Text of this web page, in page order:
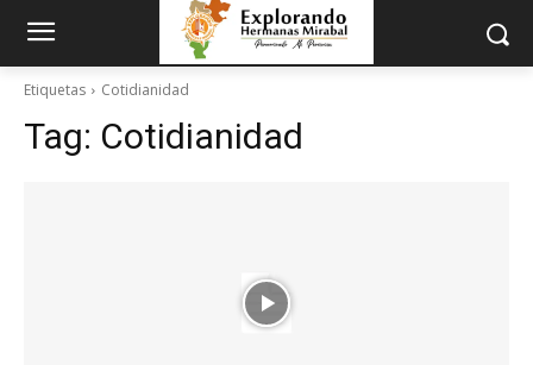
Etiquetas Cotidianidad
Tag: Cotidianidad